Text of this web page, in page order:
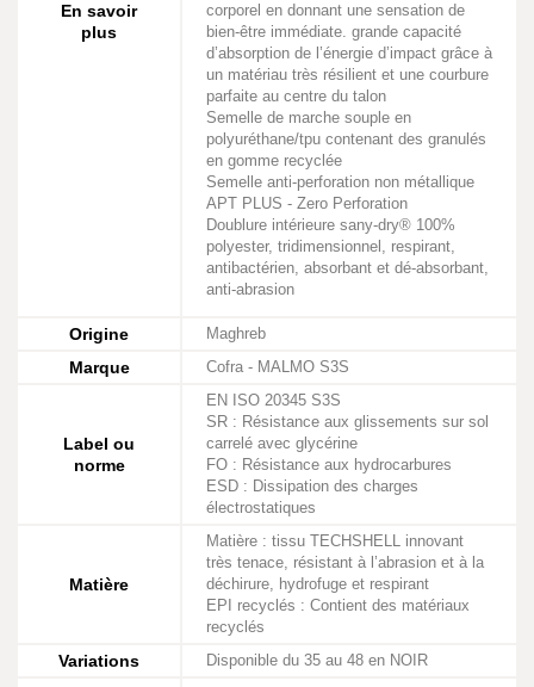
En savoir
plus
corporel en donnant une sensation de
bien-être immédiate. grande capacité
d’absorption de l’énergie d’impact grâce à
un matériau très résilient et une courbure
parfaite au centre du talon
Semelle de marche souple en
polyuréthane/tpu contenant des granulés
en gomme recyclée
Semelle anti-perforation non métallique
APT PLUS - Zero Perforation
Doublure intérieure sany-dry® 100%
polyester, tridimensionnel, respirant,
antibactérien, absorbant et dé-absorbant,
anti-abrasion
Origine Maghreb
Marque Cofra - MALMO S3S
Label ou
norme
EN ISO 20345 S3S
SR : Résistance aux glissements sur sol
carrelé avec glycérine
FO : Résistance aux hydrocarbures
ESD : Dissipation des charges
électrostatiques
Matière
Matière : tissu TECHSHELL innovant
très tenace, résistant à l’abrasion et à la
déchirure, hydrofuge et respirant
EPI recyclés : Contient des matériaux
recyclés
Variations
Disponible du 35 au 48 en NOIR